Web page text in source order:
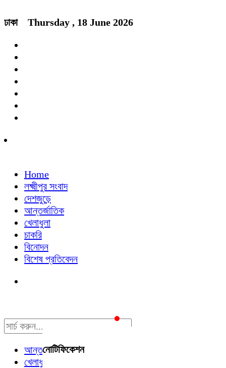
ঢাকা Thursday , 18 June 2026
Home
লক্ষ্মীপুর সংবাদ
দেশজুড়ে
আন্তর্জাতিক
খেলাধুলা
চাকরি
বিনোদন
বিশেষ প্রতিবেদন
নোটিফিকেশন
আন্তর্জাতিক
খেলাধুলা